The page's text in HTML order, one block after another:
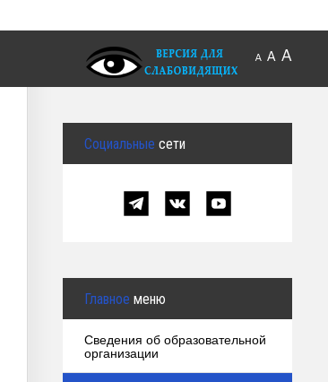
A A A
Социальные сети
Главное меню
Сведения об образовательной
организации